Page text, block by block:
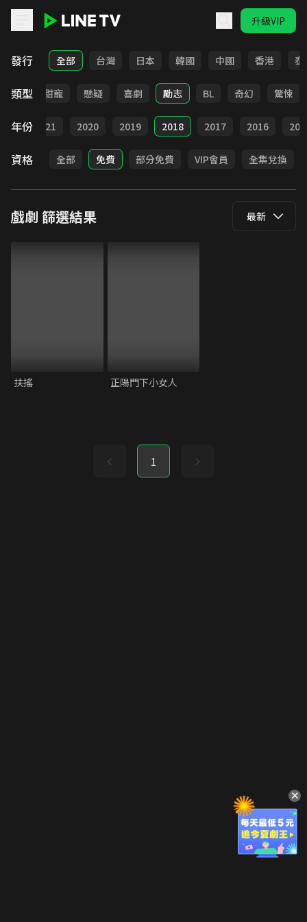
升級VIP
LINE TV - 戲劇
發行 全部 台灣 日本 韓國 中國 香港 泰
類型
改編 甜寵 懸疑 喜劇 勵志 BL 奇幻 驚悚
年份 2021 2020 2019 2018 2017 2016
資格 全部 免費 部分免費 VIP會員 全集兌換
戲劇 篩選結果 最新
扶搖 正陽門下小女人
1